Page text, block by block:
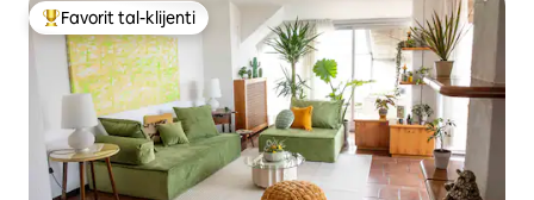
Wieħed mill-aqwa favoriti tal-klijenti
Favorit tal-klijenti